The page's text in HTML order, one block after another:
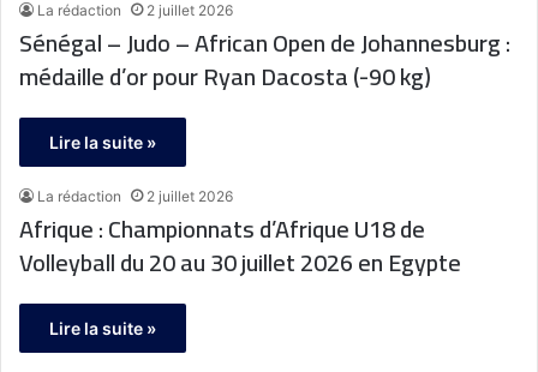
La rédaction 2 juillet 2026
Sénégal – Judo – African Open de Johannesburg :
médaille d’or pour Ryan Dacosta (-90 kg)
Lire la suite »
La rédaction 2 juillet 2026
Afrique : Championnats d’Afrique U18 de
Volleyball du 20 au 30 juillet 2026 en Egypte
Lire la suite »